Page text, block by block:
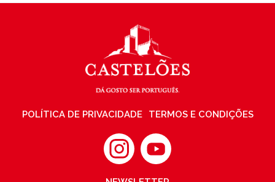
POLÍTICA DE PRIVACIDADE TERMOS E CONDIÇÕES